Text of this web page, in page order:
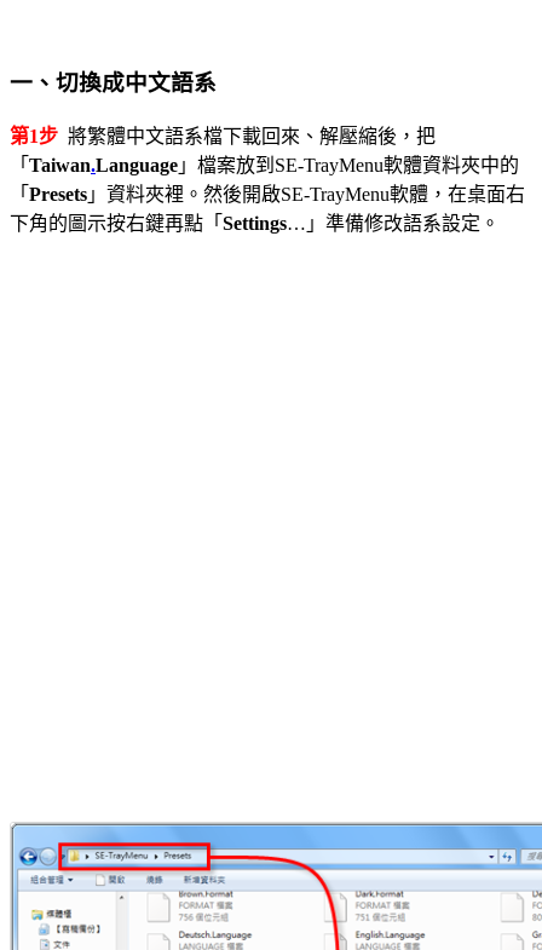
一、切換成中文語系
第1步 將繁體中文語系檔下載回來、解壓縮後，把
「 Taiwan.Language 」檔案放到SE-TrayMenu軟體資料夾中的
「 Presets 」資料夾裡。然後開啟SE-TrayMenu軟體，在桌面右
下角的圖示按右鍵再點「 Settings…」準備修改語系設定。